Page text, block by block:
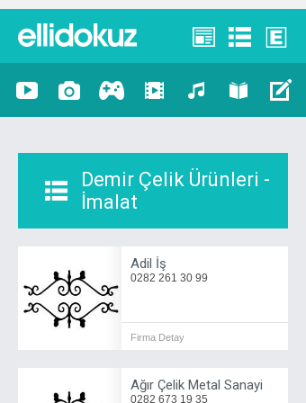
Demir Çelik Ürünleri -
İmalat
Adil İş
0282 261 30 99
Firma Detay
Ağır Çelik Metal Sanayi
0282 673 19 35